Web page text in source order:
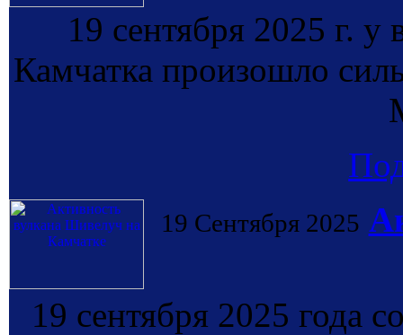
19 сентября 2025 г. у
Камчатка произошло
19 Сентября 2025
19 сентября 2025 года